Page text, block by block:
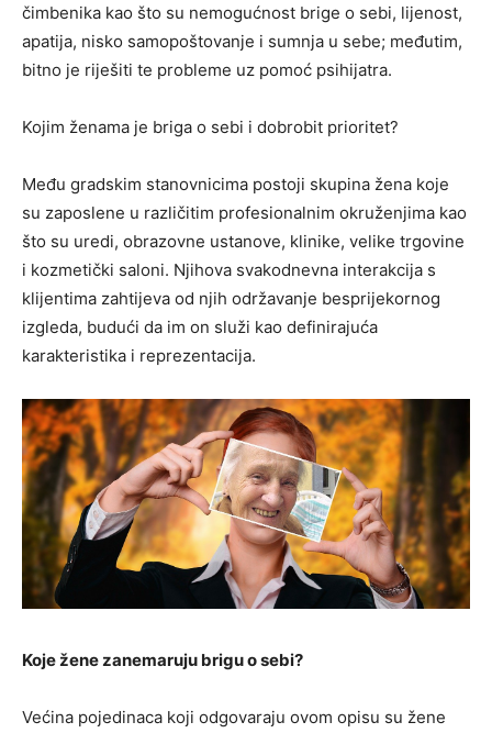
čimbenika kao što su nemogućnost brige o sebi, lijenost,
apatija, nisko samopoštovanje i sumnja u sebe; međutim,
bitno je riješiti te probleme uz pomoć psihijatra.
Kojim ženama je briga o sebi i dobrobit prioritet?
Među gradskim stanovnicima postoji skupina žena koje
su zaposlene u različitim profesionalnim okruženjima kao
što su uredi, obrazovne ustanove, klinike, velike trgovine
i kozmetički saloni. Njihova svakodnevna interakcija s
klijentima zahtijeva od njih održavanje besprijekornog
izgleda, budući da im on služi kao definirajuća
karakteristika i reprezentacija.
Koje žene zanemaruju brigu o sebi?
Većina pojedinaca koji odgovaraju ovom opisu su žene